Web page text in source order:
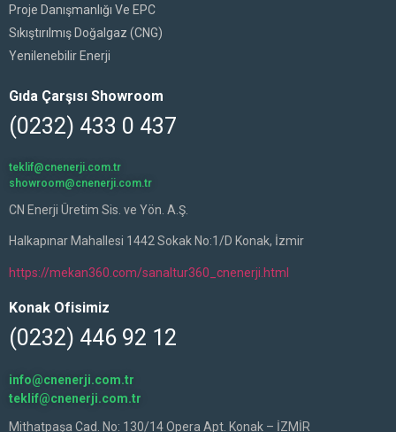
Proje Danışmanlığı Ve EPC
Sıkıştırılmış Doğalgaz (CNG)
Yenilenebilir Enerji
Gıda Çarşısı Showroom
(0232) 433 0 437
teklif@cnenerji.com.tr
showroom@cnenerji.com.tr
CN Enerji Üretim Sis. ve Yön. A.Ş.
Halkapınar Mahallesi 1442 Sokak No:1/D Konak, İzmir
https://mekan360.com/sanaltur360_cnenerji.html
Konak Ofisimiz
(0232) 446 92 12
info@cnenerji.com.tr
teklif@cnenerji.com.tr
Mithatpaşa Cad. No: 130/14 Opera Apt. Konak – İZMİR